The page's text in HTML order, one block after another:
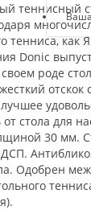
теннисный
тенниса, как
Donic
роде
отскок
стола для
30 мм.
Одобрен